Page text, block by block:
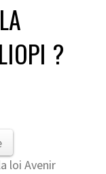
?
loi Avenir